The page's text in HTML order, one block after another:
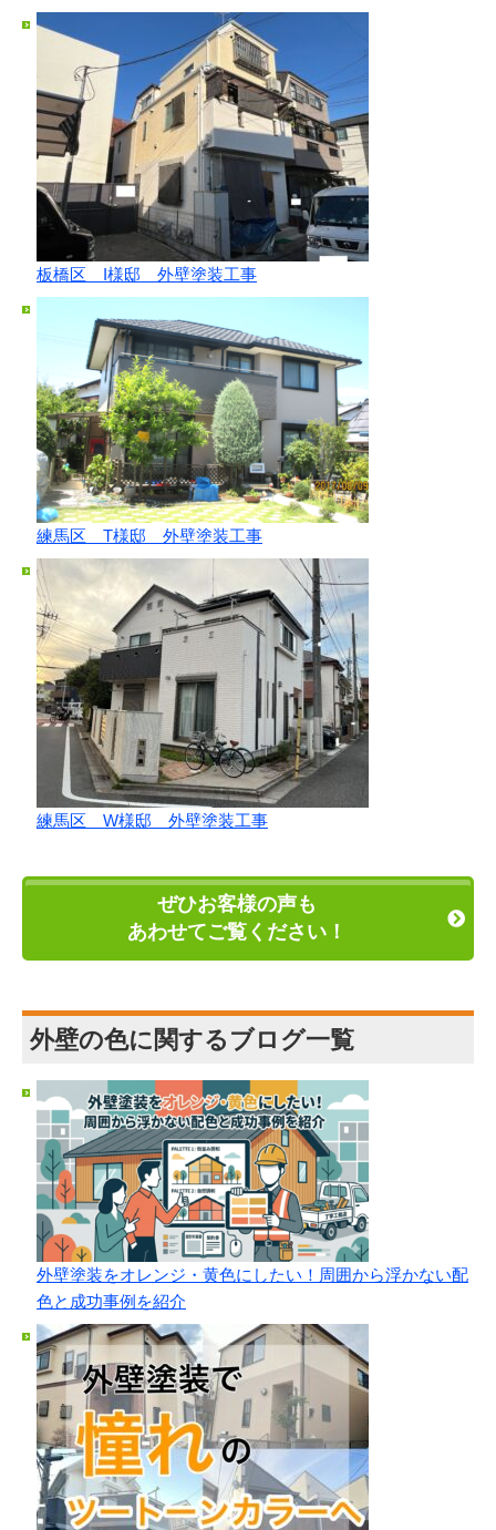
板橋区 I様邸 外壁塗装工事
練馬区 T様邸 外壁塗装工事
練馬区 W様邸 外壁塗装工事
ぜひお客様の声も
あわせてご覧ください！
外壁の色に関するブログ一覧
外壁塗装をオレンジ・黄色にしたい！周囲から浮かない配
色と成功事例を紹介